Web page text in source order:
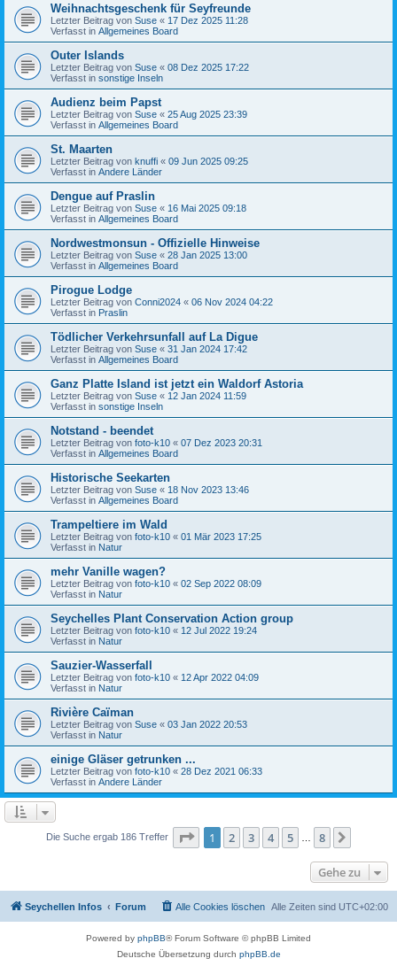
Weihnachtsgeschenk für Seyfreunde
Letzter Beitrag von Suse « 17 Dez 2025 11:28
Verfasst in Allgemeines Board
Outer Islands
Letzter Beitrag von Suse « 08 Dez 2025 17:22
Verfasst in sonstige Inseln
Audienz beim Papst
Letzter Beitrag von Suse « 25 Aug 2025 23:39
Verfasst in Allgemeines Board
St. Maarten
Letzter Beitrag von knuffi « 09 Jun 2025 09:25
Verfasst in Andere Länder
Dengue auf Praslin
Letzter Beitrag von Suse « 16 Mai 2025 09:18
Verfasst in Allgemeines Board
Nordwestmonsun - Offizielle Hinweise
Letzter Beitrag von Suse « 28 Jan 2025 13:00
Verfasst in Allgemeines Board
Pirogue Lodge
Letzter Beitrag von Conni2024 « 06 Nov 2024 04:22
Verfasst in Praslin
Tödlicher Verkehrsunfall auf La Digue
Letzter Beitrag von Suse « 31 Jan 2024 17:42
Verfasst in Allgemeines Board
Ganz Platte Island ist jetzt ein Waldorf Astoria
Letzter Beitrag von Suse « 12 Jan 2024 11:59
Verfasst in sonstige Inseln
Notstand - beendet
Letzter Beitrag von foto-k10 « 07 Dez 2023 20:31
Verfasst in Allgemeines Board
Historische Seekarten
Letzter Beitrag von Suse « 18 Nov 2023 13:46
Verfasst in Allgemeines Board
Trampeltiere im Wald
Letzter Beitrag von foto-k10 « 01 Mär 2023 17:25
Verfasst in Natur
mehr Vanille wagen?
Letzter Beitrag von foto-k10 « 02 Sep 2022 08:09
Verfasst in Natur
Seychelles Plant Conservation Action group
Letzter Beitrag von foto-k10 « 12 Jul 2022 19:24
Verfasst in Natur
Sauzier-Wasserfall
Letzter Beitrag von foto-k10 « 12 Apr 2022 04:09
Verfasst in Natur
Rivière Caïman
Letzter Beitrag von Suse « 03 Jan 2022 20:53
Verfasst in Natur
einige Gläser getrunken ...
Letzter Beitrag von foto-k10 « 28 Dez 2021 06:33
Verfasst in Andere Länder
Die Suche ergab 186 Treffer Seite 1von
1 2 3 4 5 8
Gehe zu
Seychellen Infos Forum Alle Zeiten sind UTC+02:00
Alle Cookies löschen
Powered by phpBB® Forum Software © phpBB Limited
Deutsche Übersetzung durch phpBB.de